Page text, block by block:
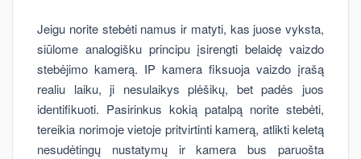
Jeigu norite stebėti namus ir matyti, kas juose vyksta,
siūlome analogišku principu įsirengti belaidę vaizdo
stebėjimo kamerą. IP kamera fiksuoja vaizdo įrašą
realiu laiku, ji nesulaikys plėšikų, bet padės juos
identifikuoti. Pasirinkus kokią patalpą norite stebėti,
tereikia norimoje vietoje pritvirtinti kamerą, atlikti keletą
nesudėtingų nustatymų ir kamera bus paruošta